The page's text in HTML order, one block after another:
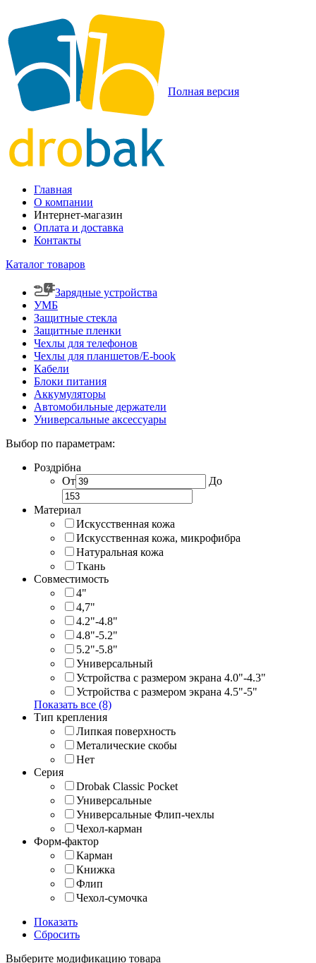
Полная версия
Главная
О компании
Интернет-магазин
Оплата и доставка
Контакты
Каталог товаров
Зарядные устройства
УМБ
Защитные стекла
Защитные пленки
Чехлы для телефонов
Чехлы для планшетов/E-book
Кабели
Блоки питания
Аккумуляторы
Автомобильные держатели
Универсальные аксессуары
Выбор по параметрам:
Роздрібна
От
До
Материал
Искусственная кожа
Искусственная кожа, микрофибра
Натуральная кожа
Ткань
Совместимость
4"
4,7"
4.2"-4.8"
4.8"-5.2"
5.2"-5.8"
Универсальный
Устройства с размером экрана 4.0"-4.3"
Устройства с размером экрана 4.5"-5"
Показать все (8)
Тип крепления
Липкая поверхность
Металические скобы
Нет
Серия
Drobak Classic Pocket
Универсальные
Универсальные Флип-чехлы
Чехол-карман
Форм-фактор
Карман
Книжка
Флип
Чехол-сумочка
Показать
Сбросить
Выберите модификацию товара